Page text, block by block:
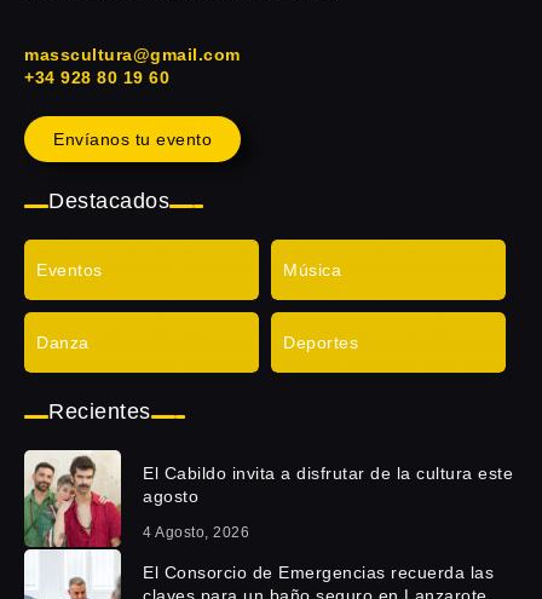
masscultura@gmail.com
+34 928 80 19 60
Envíanos tu evento
Destacados
Eventos Música
Danza Deportes
Recientes
El Cabildo invita a disfrutar de la cultura este
agosto
4 Agosto, 2026
El Consorcio de Emergencias recuerda las